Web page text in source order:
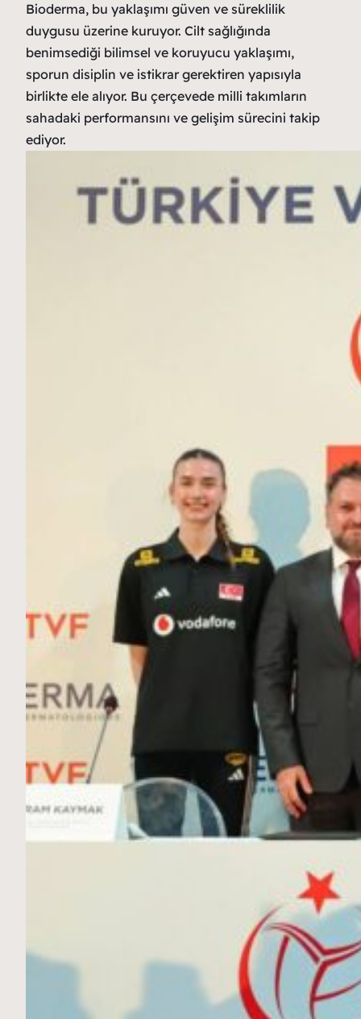
Bioderma, bu yaklaşımı güven ve süreklilik
duygusu üzerine kuruyor. Cilt sağlığında
benimsediği bilimsel ve koruyucu yaklaşımı,
sporun disiplin ve istikrar gerektiren yapısıyla
birlikte ele alıyor. Bu çerçevede milli takımların
sahadaki performansını ve gelişim sürecini takip
ediyor.